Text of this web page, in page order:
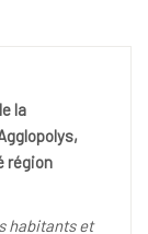
la
région
habitants et